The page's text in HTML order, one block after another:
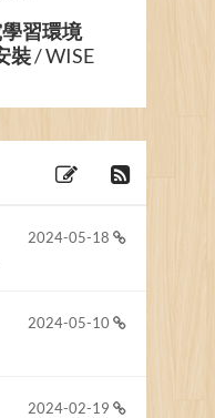
習環境
裝/ WISE
──group
2024-05-18
2024-05-10
2024-02-19